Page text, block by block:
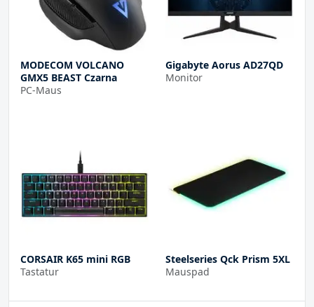
MODECOM VOLCANO
GMX5 BEAST Czarna
PC-Maus
Gigabyte Aorus AD27QD
Monitor
CORSAIR K65 mini RGB
Tastatur
Steelseries Qck Prism 5XL
Mauspad